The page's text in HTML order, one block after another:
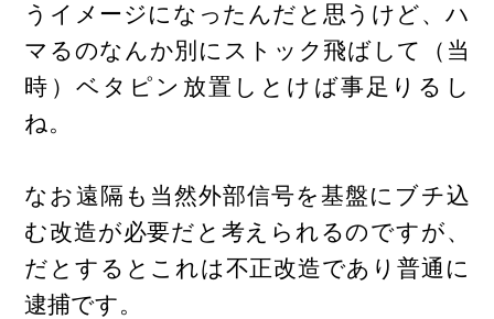
うイメージになったんだと思うけど、ハ
マるのなんか別にストック飛ばして（当
時）ベタピン放置しとけば事足りるし
ね。
なお遠隔も当然外部信号を基盤にブチ込
む改造が必要だと考えられるのですが、
だとするとこれは不正改造であり普通に
逮捕です。